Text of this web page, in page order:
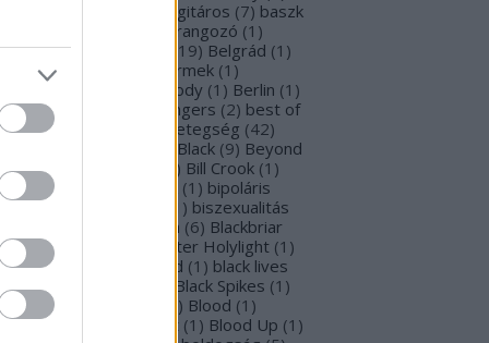
basszusgitáros (7) baszk
beharangozó (1 )
(1 19) Belgrád (1 )
Perron
belső gyermek (1 )
Ben Moody (1 ) Berlin (1 )
Gabi
Beste Zangers (2) best of
(1) beszámoló betegség (42)
Beyond The Black (9) Beyond
Matrix
) Bill Crook (1 )
Laura
(1 ) bipoláris
(1) ) biszexualitás
Blabbermouth (6) Blackbriar
Blackguard
Blackwater Holylight (1 )
Anima
Black Gold (1 ) black lives
(1 Black Spikes (1 )
X-mas
) Blood (1 )
Blood Blast (1 ) Blood Up (1 )